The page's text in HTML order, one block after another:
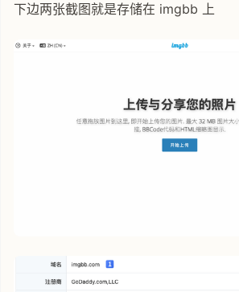
下边两张截图就是存储在 imgbb 上